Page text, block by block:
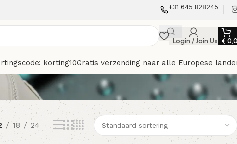
+31 645 828245
Login / Join Us €
korting10Gratis verzending naar alle Europese
18 24